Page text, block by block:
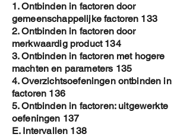
1. Ontbinden in factoren door
gemeenschappelijke factoren 133
2. Ontbinden in factoren door
merkwaardig product 134
3. Ontbinden in factoren met hogere
machten en parameters 135
4. Overzichtsoefeningen ontbinden in
factoren 136
5. Ontbinden in factoren: uitgewerkte
oefeningen 137
E. Intervallen 138